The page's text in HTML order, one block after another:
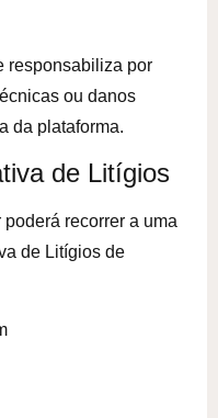
responsabiliza por
ou danos
da plataforma.
de Litígios
recorrer a uma
de Litígios de